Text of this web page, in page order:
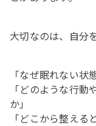
大切なのは、自分
「なぜ眠れない状
「どのような行
か」
「どこから整える